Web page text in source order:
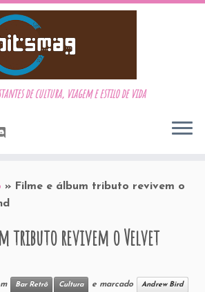
de cultura, viagem e estilo de vida
» Filme e álbum tributo revivem o
tributo revivem o Velvet
Bar Retrô Cultura e marcado Andrew Bird